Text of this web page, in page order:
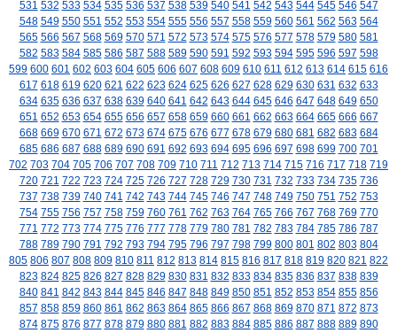
531 532 533 534 535 536 537 538 539 540 541 542 543 544 545 546 547
548 549 550 551 552 553 554 555 556 557 558 559 560 561 562 563 564
565 566 567 568 569 570 571 572 573 574 575 576 577 578 579 580 581
582 583 584 585 586 587 588 589 590 591 592 593 594 595 596 597 598
599 600 601 602 603 604 605 606 607 608 609 610 611 612 613 614 615 616
617 618 619 620 621 622 623 624 625 626 627 628 629 630 631 632 633
634 635 636 637 638 639 640 641 642 643 644 645 646 647 648 649 650
651 652 653 654 655 656 657 658 659 660 661 662 663 664 665 666 667
668 669 670 671 672 673 674 675 676 677 678 679 680 681 682 683 684
685 686 687 688 689 690 691 692 693 694 695 696 697 698 699 700 701
702 703 704 705 706 707 708 709 710 711 712 713 714 715 716 717 718 719
720 721 722 723 724 725 726 727 728 729 730 731 732 733 734 735 736
737 738 739 740 741 742 743 744 745 746 747 748 749 750 751 752 753
754 755 756 757 758 759 760 761 762 763 764 765 766 767 768 769 770
771 772 773 774 775 776 777 778 779 780 781 782 783 784 785 786 787
788 789 790 791 792 793 794 795 796 797 798 799 800 801 802 803 804
805 806 807 808 809 810 811 812 813 814 815 816 817 818 819 820 821 822
823 824 825 826 827 828 829 830 831 832 833 834 835 836 837 838 839
840 841 842 843 844 845 846 847 848 849 850 851 852 853 854 855 856
857 858 859 860 861 862 863 864 865 866 867 868 869 870 871 872 873
874 875 876 877 878 879 880 881 882 883 884 885 886 887 888 889 890